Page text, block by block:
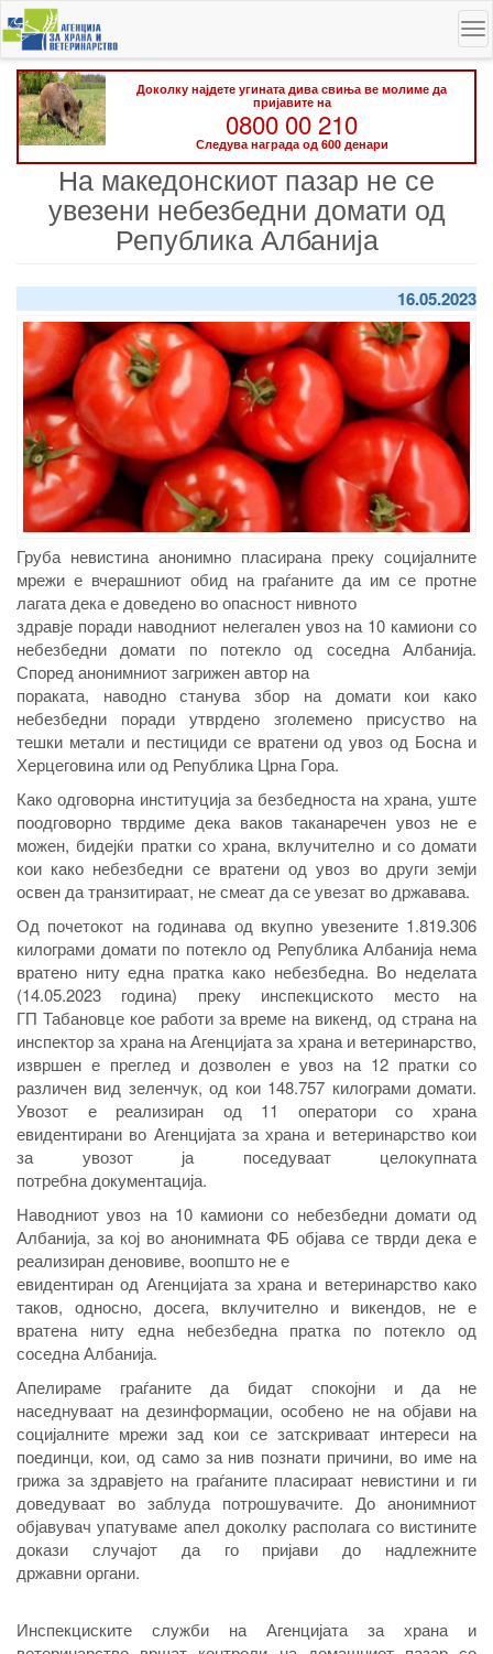
Skip
to
main
content
Доколку најдете угината дива свиња ве молиме да
пријавите на
0800 00 210
Следува награда од 600 денари
На македонскиот пазар не се
увезени небезбедни домати од
Република Албанија
16.05.2023
Груба невистина анонимно пласирана преку социјалните
мрежи е вчерашниот обид на граѓаните да им се протне
лагата дека е доведено во опасност нивното
здравје поради наводниот нелегален увоз на 10 камиони со
небезбедни домати по потекло од соседна Албанија.
Според анонимниот загрижен автор на
пораката, наводно станува збор на домати кои како
небезбедни поради утврдено зголемено присуство на
тешки метали и пестициди се вратени од увоз од Босна и
Херцеговина или од Република Црна Гора.
Како одговорна институција за безбедноста на храна, уште
поодговорно тврдиме дека ваков таканаречен увоз не е
можен, бидејќи пратки со храна, вклучително и со домати
кои како небезбедни се вратени од увоз во други земји
освен да транзитираат, не смеат да се увезат во државава.
Од почетокот на годинава од вкупно увезените 1.819.306
килограми домати по потекло од Република Албанија нема
вратено ниту една пратка како небезбедна. Во неделата
(14.05.2023 година) преку инспекциското место на
ГП Табановце кое работи за време на викенд, од страна на
инспектор за храна на Агенцијата за храна и ветеринарство,
извршен е преглед и дозволен е увоз на 12 пратки со
различен вид зеленчук, од кои 148.757 килограми домати.
Увозот е реализиран од 11 оператори со храна
евидентирани во Агенцијата за храна и ветеринарство кои
за увозот ја поседуваат целокупната
потребна документација.
Наводниот увоз на 10 камиони со небезбедни домати од
Албанија, за кој во анонимната ФБ објава се тврди дека е
реализиран деновиве, воопшто не е
евидентиран од Агенцијата за храна и ветеринарство како
таков, односно, досега, вклучително и викендов, не е
вратена ниту една небезбедна пратка по потекло од
соседна Албанија.
Апелираме граѓаните да бидат спокојни и да не
наседнуваат на дезинформации, особено не на објави на
социјалните мрежи зад кои се затскриваат интереси на
поединци, кои, од само за нив познати причини, во име на
грижа за здравјето на граѓаните пласираат невистини и ги
доведуваат во заблуда потрошувачите. До анонимниот
објавувач упатуваме апел доколку располага со вистините
докази случајот да го пријави до надлежните
државни органи.
Инспекциските служби на Агенцијата за храна и